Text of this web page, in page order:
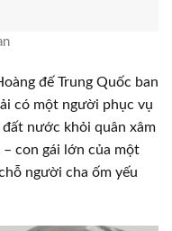
đế Trung Quốc ban
có một người phục vụ
nước khỏi quân xâm
– con gái lớn của một
người cha ốm yếu